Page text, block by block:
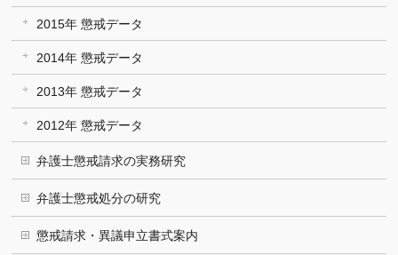
2015年 懲戒データ
2014年 懲戒データ
2013年 懲戒データ
2012年 懲戒データ
弁護士懲戒請求の実務研究
弁護士懲戒処分の研究
懲戒請求・異議申立書式案内